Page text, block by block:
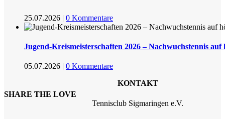
25.07.2026 | 0 Kommentare
Jugend-Kreismeisterschaften 2026 – Nachwuchstennis
05.07.2026 0 Kommentare
SHARE THE LOVE
KONTAKT
Tennisclub Sigmaringen e.V.